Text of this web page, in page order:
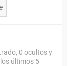
0 ocultos y
últimos 5